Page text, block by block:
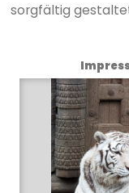
sorgfältig